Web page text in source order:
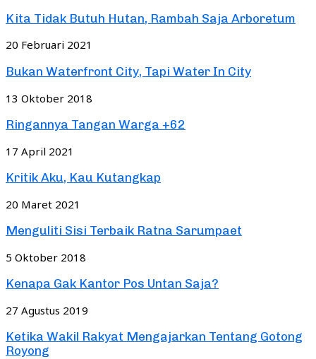
Kita Tidak Butuh Hutan, Rambah Saja Arboretum
20 Februari 2021
Bukan Waterfront City, Tapi Water In City
13 Oktober 2018
Ringannya Tangan Warga +62
17 April 2021
Kritik Aku, Kau Kutangkap
20 Maret 2021
Menguliti Sisi Terbaik Ratna Sarumpaet
5 Oktober 2018
Kenapa Gak Kantor Pos Untan Saja?
27 Agustus 2019
Ketika Wakil Rakyat Mengajarkan Tentang Gotong
Royong